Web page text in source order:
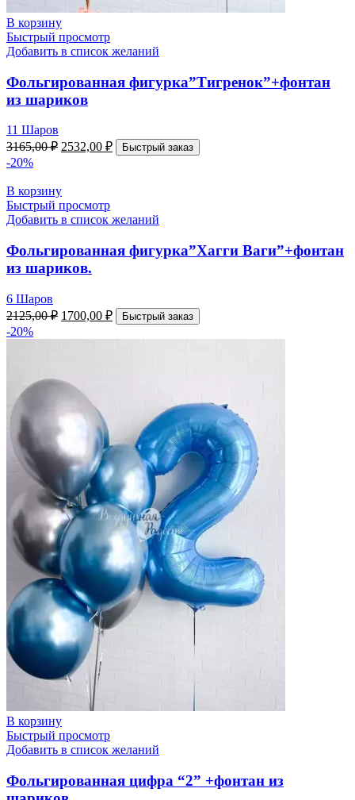
В корзину
Быстрый просмотр
Добавить в список желаний
Фольгированная фигурка”Тигренок”+фонтан
из шариков
11 Шаров
3165,00₽ 2532,00 ₽ Быстрый заказ
-20%
В корзину
Быстрый просмотр
Добавить в список желаний
Фольгированная фигурка”Хагги Ваги”+фонтан
из шариков.
6 Шаров
2125,00₽ 1700,00 ₽ Быстрый заказ
-20%
В корзину
Быстрый просмотр
Добавить в список желаний
Фольгированная цифра “2” +фонтан из